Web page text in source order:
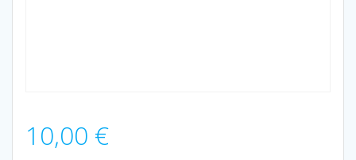
10,00 €